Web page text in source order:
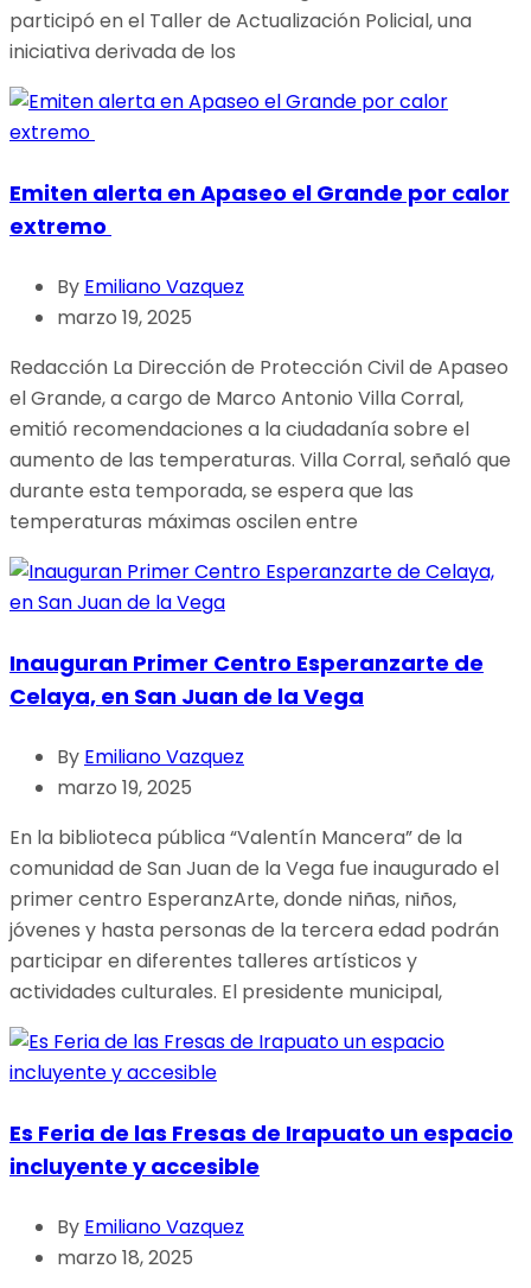
participó en el Taller de Actualización Policial, una
iniciativa derivada de los
Emiten alerta en Apaseo el Grande por calor
extremo
By Emiliano Vazquez
marzo 19, 2025
Redacción La Dirección de Protección Civil de Apaseo
el Grande, a cargo de Marco Antonio Villa Corral,
emitió recomendaciones a la ciudadanía sobre el
aumento de las temperaturas. Villa Corral, señaló que
durante esta temporada, se espera que las
temperaturas máximas oscilen entre
Inauguran Primer Centro Esperanzarte de
Celaya, en San Juan de la Vega
By Emiliano Vazquez
marzo 19, 2025
En la biblioteca pública “Valentín Mancera” de la
comunidad de San Juan de la Vega fue inaugurado el
primer centro EsperanzArte, donde niñas, niños,
jóvenes y hasta personas de la tercera edad podrán
participar en diferentes talleres artísticos y
actividades culturales. El presidente municipal,
Es Feria de las Fresas de Irapuato un espacio
incluyente y accesible
By Emiliano Vazquez
marzo 18, 2025